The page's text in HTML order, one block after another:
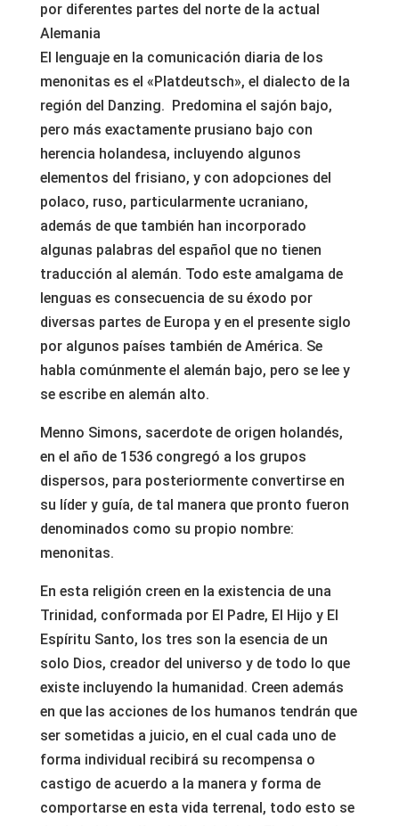
por diferentes partes del norte de la actual
Alemania
El lenguaje en la comunicación diaria de los
menonitas es el «Platdeutsch», el dialecto de la
región del Danzing. Predomina el sajón bajo,
pero más exactamente prusiano bajo con
herencia holandesa, incluyendo algunos
elementos del frisiano, y con adopciones del
polaco, ruso, particularmente ucraniano,
además de que también han incorporado
algunas palabras del español que no tienen
traducción al alemán. Todo este amalgama de
lenguas es consecuencia de su éxodo por
diversas partes de Europa y en el presente siglo
por algunos países también de América. Se
habla comúnmente el alemán bajo, pero se lee y
se escribe en alemán alto.
Menno Simons, sacerdote de origen holandés,
en el año de 1536 congregó a los grupos
dispersos, para posteriormente convertirse en
su líder y guía, de tal manera que pronto fueron
denominados como su propio nombre:
menonitas.
En esta religión creen en la existencia de una
Trinidad, conformada por El Padre, El Hijo y El
Espíritu Santo, los tres son la esencia de un
solo Dios, creador del universo y de todo lo que
existe incluyendo la humanidad. Creen además
en que las acciones de los humanos tendrán que
ser sometidas a juicio, en el cual cada uno de
forma individual recibirá su recompensa o
castigo de acuerdo a la manera y forma de
comportarse en esta vida terrenal, todo esto se